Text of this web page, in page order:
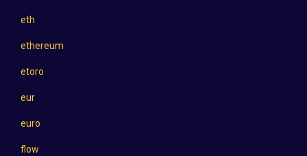
eth
ethereum
etoro
eur
euro
flow